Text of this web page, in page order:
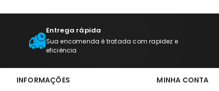
Entrega rápida
Sua encomenda é tratada com rapidez e
eficiência
INFORMAÇÕES
MINHA CONTA